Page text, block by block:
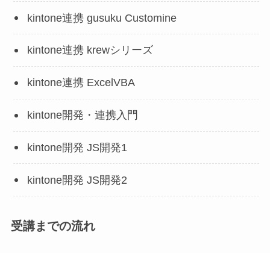
kintone連携 gusuku Customine
kintone連携 krewシリーズ
kintone連携 ExcelVBA
kintone開発・連携入門
kintone開発 JS開発1
kintone開発 JS開発2
受講までの流れ